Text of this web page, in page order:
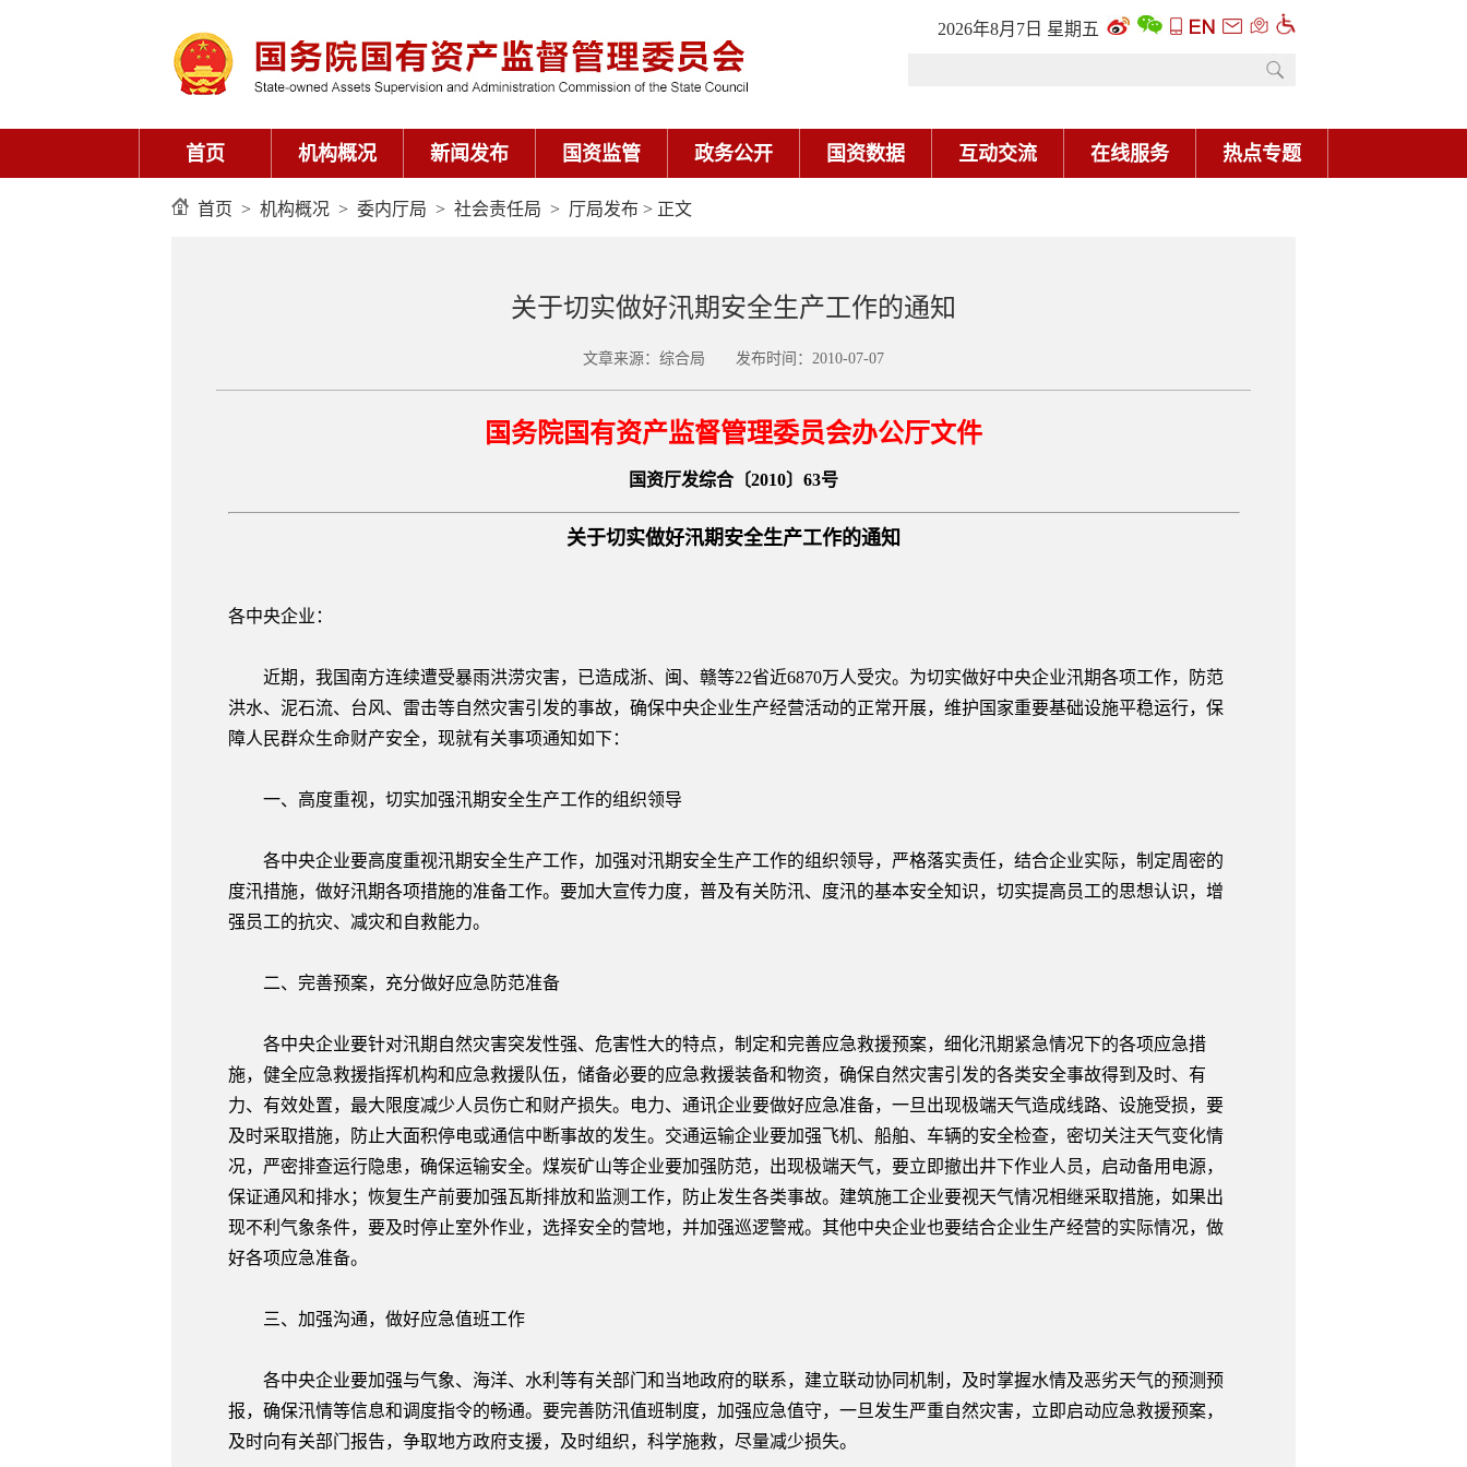
2026年8月7日 星期五
首页 机构概况 新闻发布 国资监管 政务公开 国资数据 互动交流 在线服务 热点专题
首页 > 机构概况 > 委内厅局 > 社会责任局 > 厅局发布 > 正文
关于切实做好汛期安全生产工作的通知
文章来源：综合局 发布时间：2010-07-07
国务院国有资产监督管理委员会办公厅文件
国资厅发综合〔2010〕63号
关于切实做好汛期安全生产工作的通知
各中央企业：
近期，我国南方连续遭受暴雨洪涝灾害，已造成浙、闽、赣等22省近6870万人受灾。为切实做好中央企业汛期各项工作，防范
洪水、泥石流、台风、雷击等自然灾害引发的事故，确保中央企业生产经营活动的正常开展，维护国家重要基础设施平稳运行，保
障人民群众生命财产安全，现就有关事项通知如下：
一、高度重视，切实加强汛期安全生产工作的组织领导
各中央企业要高度重视汛期安全生产工作，加强对汛期安全生产工作的组织领导，严格落实责任，结合企业实际，制定周密的
度汛措施，做好汛期各项措施的准备工作。要加大宣传力度，普及有关防汛、度汛的基本安全知识，切实提高员工的思想认识，增
强员工的抗灾、减灾和自救能力。
二、完善预案，充分做好应急防范准备
各中央企业要针对汛期自然灾害突发性强、危害性大的特点，制定和完善应急救援预案，细化汛期紧急情况下的各项应急措
施，健全应急救援指挥机构和应急救援队伍，储备必要的应急救援装备和物资，确保自然灾害引发的各类安全事故得到及时、有
力、有效处置，最大限度减少人员伤亡和财产损失。电力、通讯企业要做好应急准备，一旦出现极端天气造成线路、设施受损，要
及时采取措施，防止大面积停电或通信中断事故的发生。交通运输企业要加强飞机、船舶、车辆的安全检查，密切关注天气变化情
况，严密排查运行隐患，确保运输安全。煤炭矿山等企业要加强防范，出现极端天气，要立即撤出井下作业人员，启动备用电源，
保证通风和排水；恢复生产前要加强瓦斯排放和监测工作，防止发生各类事故。建筑施工企业要视天气情况相继采取措施，如果出
现不利气象条件，要及时停止室外作业，选择安全的营地，并加强巡逻警戒。其他中央企业也要结合企业生产经营的实际情况，做
好各项应急准备。
三、加强沟通，做好应急值班工作
各中央企业要加强与气象、海洋、水利等有关部门和当地政府的联系，建立联动协同机制，及时掌握水情及恶劣天气的预测预
报，确保汛情等信息和调度指令的畅通。要完善防汛值班制度，加强应急值守，一旦发生严重自然灾害，立即启动应急救援预案，
及时向有关部门报告，争取地方政府支援，及时组织，科学施救，尽量减少损失。